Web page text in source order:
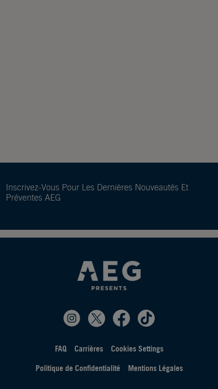
Inscrivez-Vous Pour Les Dernières Nouveautés Et
Préventes AEG
FAQ Carrières
Cookies Settings
Politique de Confidentialité
Mentions Légales